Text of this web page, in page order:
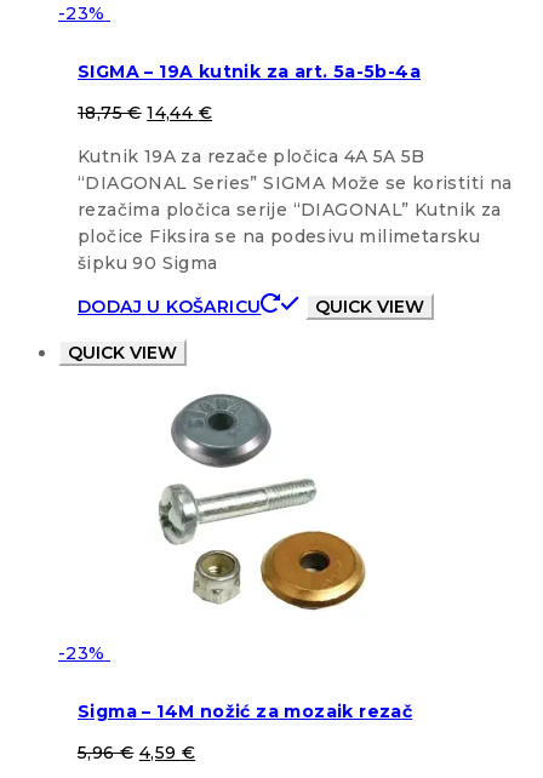
-23%
SIGMA – 19A kutnik za art. 5a-5b-4a
18,75€ 14,44 €
Kutnik 19A za rezače pločica 4A 5A 5B
“DIAGONAL Series” SIGMA Može se koristiti na
rezačima pločica serije “DIAGONAL” Kutnik za
pločice Fiksira se na podesivu milimetarsku
šipku 90 Sigma
DODAJ U KOŠARICU
QUICK VIEW
QUICK VIEW
-23%
Sigma – 14M nožić za mozaik rezač
5,96€ 4,59 €